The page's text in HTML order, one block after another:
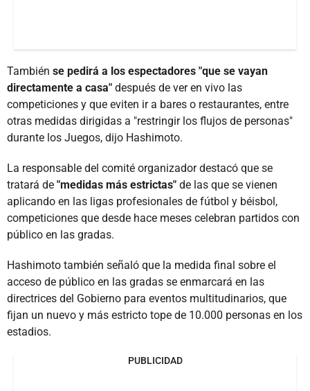
También se pedirá a los espectadores "que se vayan
directamente a casa" después de ver en vivo las
competiciones y que eviten ir a bares o restaurantes, entre
otras medidas dirigidas a "restringir los flujos de personas"
durante los Juegos, dijo Hashimoto.
La responsable del comité organizador destacó que se
tratará de "medidas más estrictas" de las que se vienen
aplicando en las ligas profesionales de fútbol y béisbol,
competiciones que desde hace meses celebran partidos con
público en las gradas.
Hashimoto también señaló que la medida final sobre el
acceso de público en las gradas se enmarcará en las
directrices del Gobierno para eventos multitudinarios, que
fijan un nuevo y más estricto tope de 10.000 personas en los
estadios.
PUBLICIDAD